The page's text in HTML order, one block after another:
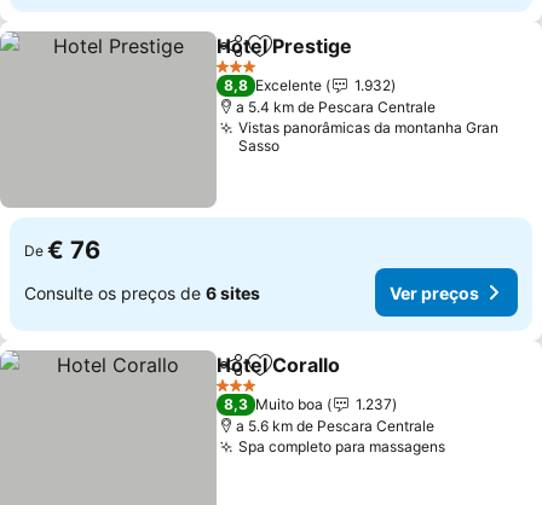
PartilharAdicionar aos favoritos
Hotel Prestige
3 Estrelas
8,8 Excelente
1.932
a 5.4 km de Pescara Centrale
Vistas panorâmicas da montanha Gran
Sasso
De € 76
Consulte os preços de 6 sites Ver preços
PartilharAdicionar aos favoritos
Hotel Corallo
3 Estrelas
8,3 Muito boa
1.237
a 5.6 km de Pescara Centrale
Spa completo para massagensVer